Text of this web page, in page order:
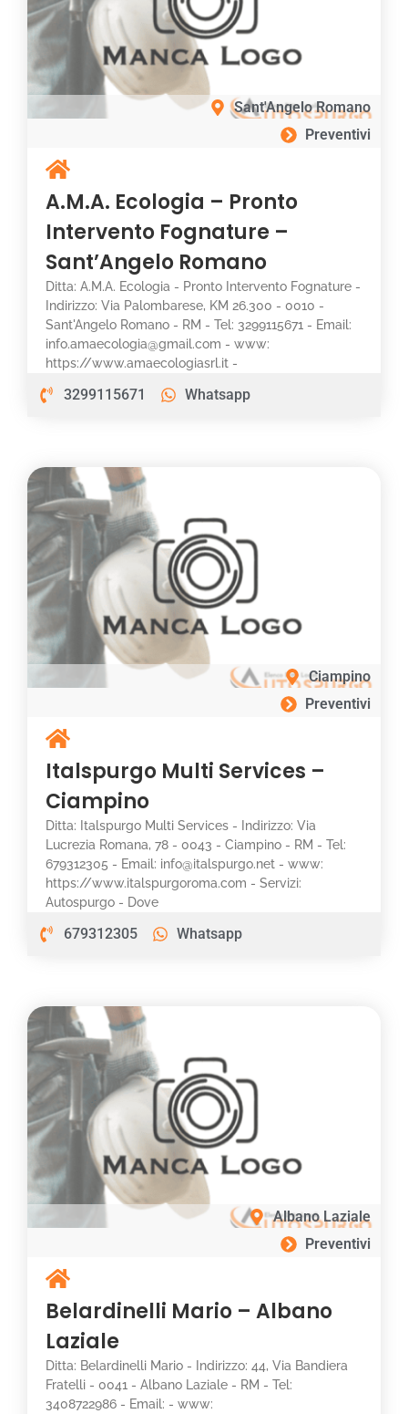
Sant'Angelo Romano
Preventivi
A.M.A. Ecologia – Pronto
Intervento Fognature –
Sant’Angelo Romano
Ditta: A.M.A. Ecologia - Pronto Intervento Fognature -
Indirizzo: Via Palombarese, KM 26.300 - 0010 -
Sant'Angelo Romano - RM - Tel: 3299115671 - Email:
info.amaecologia@gmail.com - www:
https://www.amaecologiasrl.it -
3299115671 Whatsapp
Ciampino
Preventivi
Italspurgo Multi Services –
Ciampino
Ditta: Italspurgo Multi Services - Indirizzo: Via
Lucrezia Romana, 78 - 0043 - Ciampino - RM - Tel:
679312305 - Email: info@italspurgo.net - www:
https://www.italspurgoroma.com - Servizi:
Autospurgo - Dove
679312305 Whatsapp
Albano Laziale
Preventivi
Belardinelli Mario – Albano
Laziale
Ditta: Belardinelli Mario - Indirizzo: 44, Via Bandiera
Fratelli - 0041 - Albano Laziale - RM - Tel:
3408722986 - Email: - www: